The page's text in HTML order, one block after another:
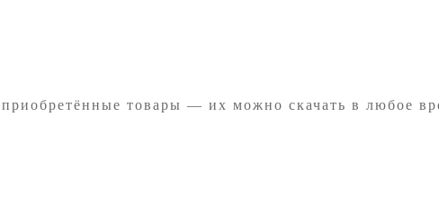
товары — их можно скачать в любое